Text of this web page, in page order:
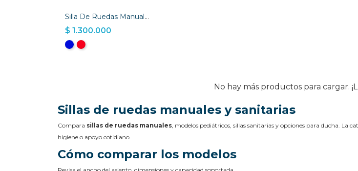
Silla De Ruedas Manual Agility
$ 1.300.000
No hay más productos para cargar.
Sillas de ruedas manuales y sanitarias
Compara sillas de ruedas manuales, modelos pediátricos, sillas sanitarias y opciones para ducha. La
higiene o apoyo cotidiano.
Cómo comparar los modelos